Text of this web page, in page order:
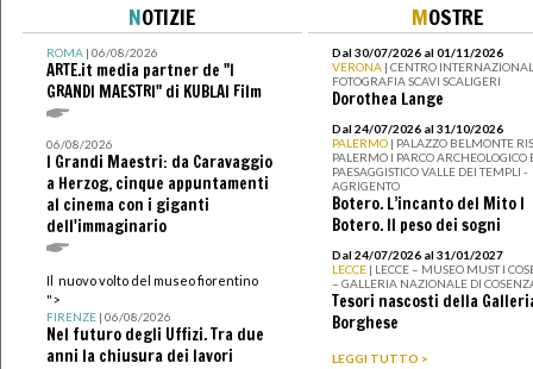
NOTIZIE
ROMA| 06/08/2026
ARTE.it media partner de "I
GRANDI MAESTRI" di KUBLAI Film
06/08/2026
I Grandi Maestri: da Caravaggio
a Herzog, cinque appuntamenti
al cinema con i giganti
dell'immaginario
Il nuovo volto del museo fiorentino
">
FIRENZE| 06/08/2026
Nel futuro degli Uffizi. Tra due
anni la chiusura dei lavori
MOSTRE
Dal 30/07/2026 al 01/11/2026
VERONA | CENTRO
FOTOGRAFIA SCAVI SCALIGERI
Dorothea Lange
Dal 24/07/2026 al 31/10/2026
PALERMO | PALAZZO BELMONTE
PALERMO I PARCO ARCHEOLOGICO
PAESAGGISTICO VALLE DEI TEMPLI -
AGRIGENTO
Botero. L’incanto del Mito I
Botero. Il peso dei sogni
Dal 24/07/2026 al 31/01/2027
LECCE | LECCE – MUSEO MUST I
– GALLERIA NAZIONALE DI
Tesori nascosti della
Borghese
LEGGI TUTTO >